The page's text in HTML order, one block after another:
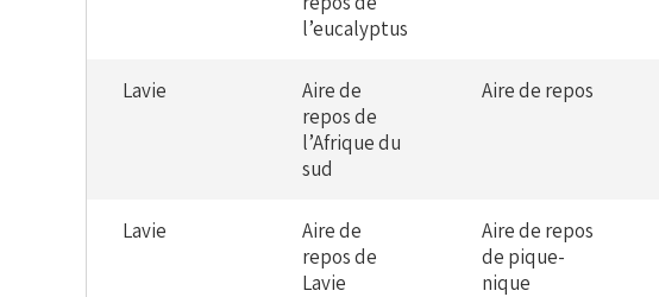
l’eucalyptus
Lavie
Aire de
repos de
l’Afrique du
sud
Aire de repos
Lavie
Aire de
repos de
Lavie
Aire de repos
de pique-
nique